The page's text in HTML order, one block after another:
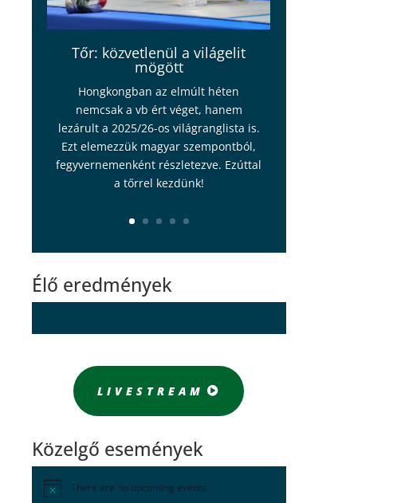
Tőr: közvetlenül a világelit
mögött
Hongkongban az elmúlt héten
nemcsak a vb ért véget, hanem
lezárult a 2025/26-os világranglista is.
Ezt elemezzük magyar szempontból,
fegyvernemenként részletezve. Ezúttal
a tőrrel kezdünk!
Élő eredmények
LIVESTREAM
Közelgő események
There are no upcoming events.